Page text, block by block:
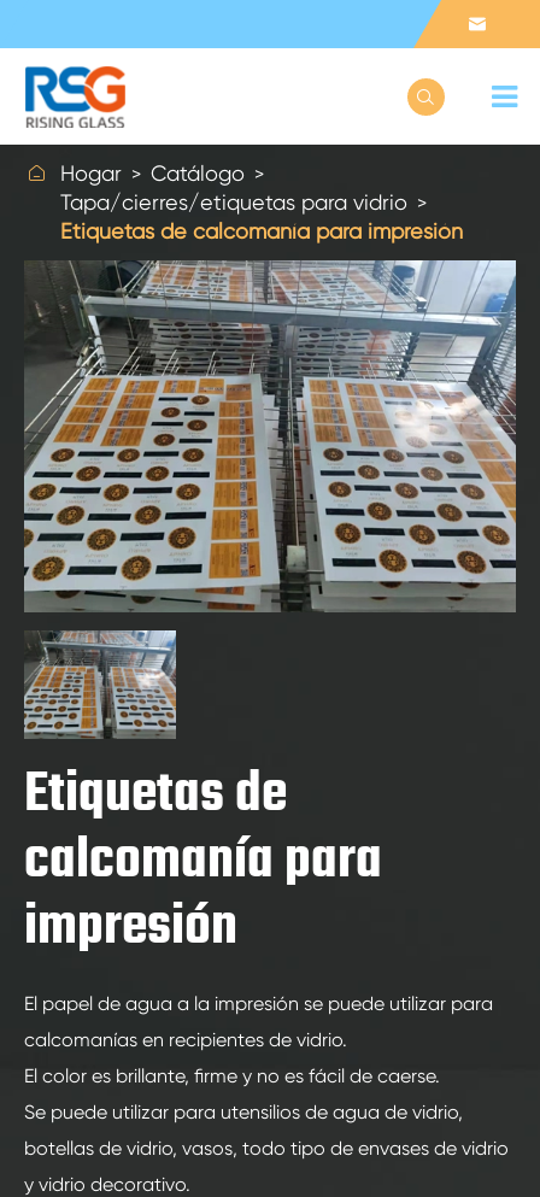


 Hogar
Catálogo
Tapa/cierres/etiquetas para vidrio
Etiquetas de calcomanía para impresión
Etiquetas de
calcomanía para
impresión
El papel de agua a la impresión se puede utilizar para
calcomanías en recipientes de vidrio.
El color es brillante, firme y no es fácil de caerse.
Se puede utilizar para utensilios de agua de vidrio,
botellas de vidrio, vasos, todo tipo de envases de vidrio
y vidrio decorativo.